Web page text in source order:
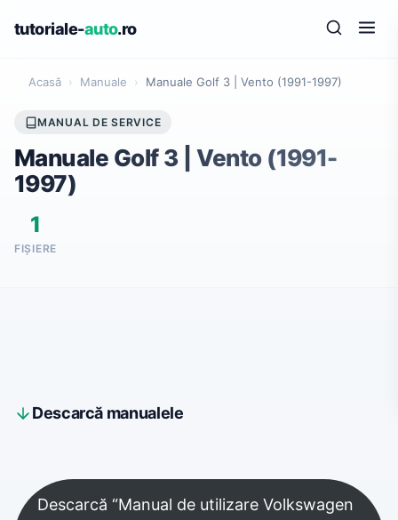
tutoriale-auto.ro
Acasă › Manuale › Manuale Golf 3 | Vento (1991-1997)
MANUAL DE SERVICE
Manuale Golf 3 | Vento (1991-
1997)
1
FIȘIERE
Descarcă manualele
Descarcă “Manual de utilizare Volkswagen